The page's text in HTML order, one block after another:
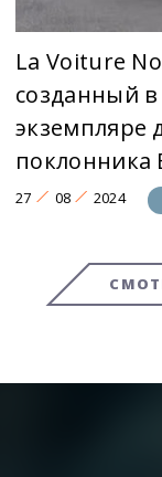
La Voiture
созданный
экземпляре
поклонника
27 08 2024